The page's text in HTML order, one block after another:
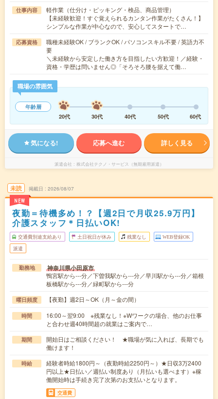
仕事内容
軽作業（仕分け・ピッキング・検品、商品管理）
【未経験歓迎！すぐ覚えられるカンタン作業がたくさん！】
シンプルな作業が中心なので、安心してスタートで…
応募資格
職種未経験OK / ブランクOK / パソコンスキル不要 / 英語力不
要
＼未経験から安定した働き方を目指したい方歓迎！／経験・
資格・学歴は問いません◎「そろそろ腰を据えて働…
職場の雰囲気
年齢層
20代
30代 40代 50代 60代
気になる! 応募へ進む 詳しく見る
派遣会社 株式会社テクノ・サービス（無期雇用派遣）
未読
NEW
掲載日 2026/08/07
夜勤＝待機多め！？【週2日で月収25.9万円】
介護スタッフ＊日払いOK!
交通費別途支給あり 土日祝日が休み 残業なし WEB登録OK
派遣
勤務地 神奈川県小田原市
鴨宮駅から---分／下曽我駅から---分／早川駅から---分／箱根
板橋駅から---分／緑町駅から---分
曜日頻度 【夜勤】週2日～OK（月～金の間）
時間
16:00～翌9:00 ※残業なし！※Wワークの場合、他のお仕事
と合わせ週40時間超の就業はご案内で…
期間
開始日はご相談ください！ ★職場が気に入れば、長期でも
働けます！
時給
経験者時給1800円～（夜勤時給2250円～）★日収3万2400
円以上★日払い／週払い制度あり（月払いも選べます）※稼
働開始時は手続き完了次第のお支払いとなります。
交通費